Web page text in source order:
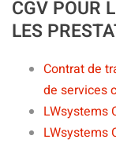
CGV POUR
LES
Contrat de
de services
LWsystems
LWsystems